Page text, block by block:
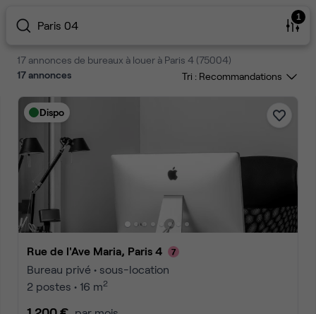
Paris 04
1
17 annonces de bureaux à louer à Paris 4 (75004)
17annonces Tri :
Dispo
Rue de l'Ave Maria, Paris 4
Bureau privé • sous-location
2 postes • 16 m2